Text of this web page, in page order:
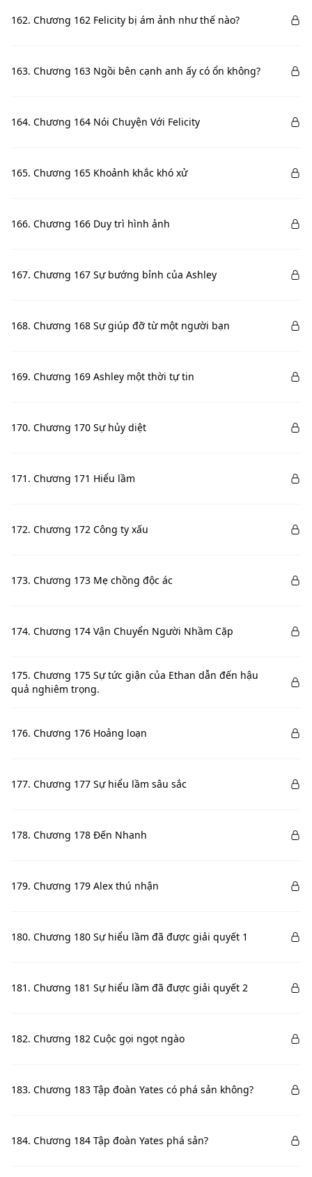
162. Chương 162 Felicity bị ám ảnh như thế nào?
163. Chương 163 Ngồi bên cạnh anh ấy có ổn không?
164. Chương 164 Nói Chuyện Với Felicity
165. Chương 165 Khoảnh khắc khó xử
166. Chương 166 Duy trì hình ảnh
167. Chương 167 Sự bướng bỉnh của Ashley
168. Chương 168 Sự giúp đỡ từ một người bạn
169. Chương 169 Ashley một thời tự tin
170. Chương 170 Sự hủy diệt
171. Chương 171 Hiểu lầm
172. Chương 172 Công ty xấu
173. Chương 173 Mẹ chồng độc ác
174. Chương 174 Vận Chuyển Người Nhầm Cặp
175. Chương 175 Sự tức giận của Ethan dẫn đến hậu
quả nghiêm trọng.
176. Chương 176 Hoảng loạn
177. Chương 177 Sự hiểu lầm sâu sắc
178. Chương 178 Đến Nhanh
179. Chương 179 Alex thú nhận
180. Chương 180 Sự hiểu lầm đã được giải quyết 1
181. Chương 181 Sự hiểu lầm đã được giải quyết 2
182. Chương 182 Cuộc gọi ngọt ngào
183. Chương 183 Tập đoàn Yates có phá sản không?
184. Chương 184 Tập đoàn Yates phá sản?